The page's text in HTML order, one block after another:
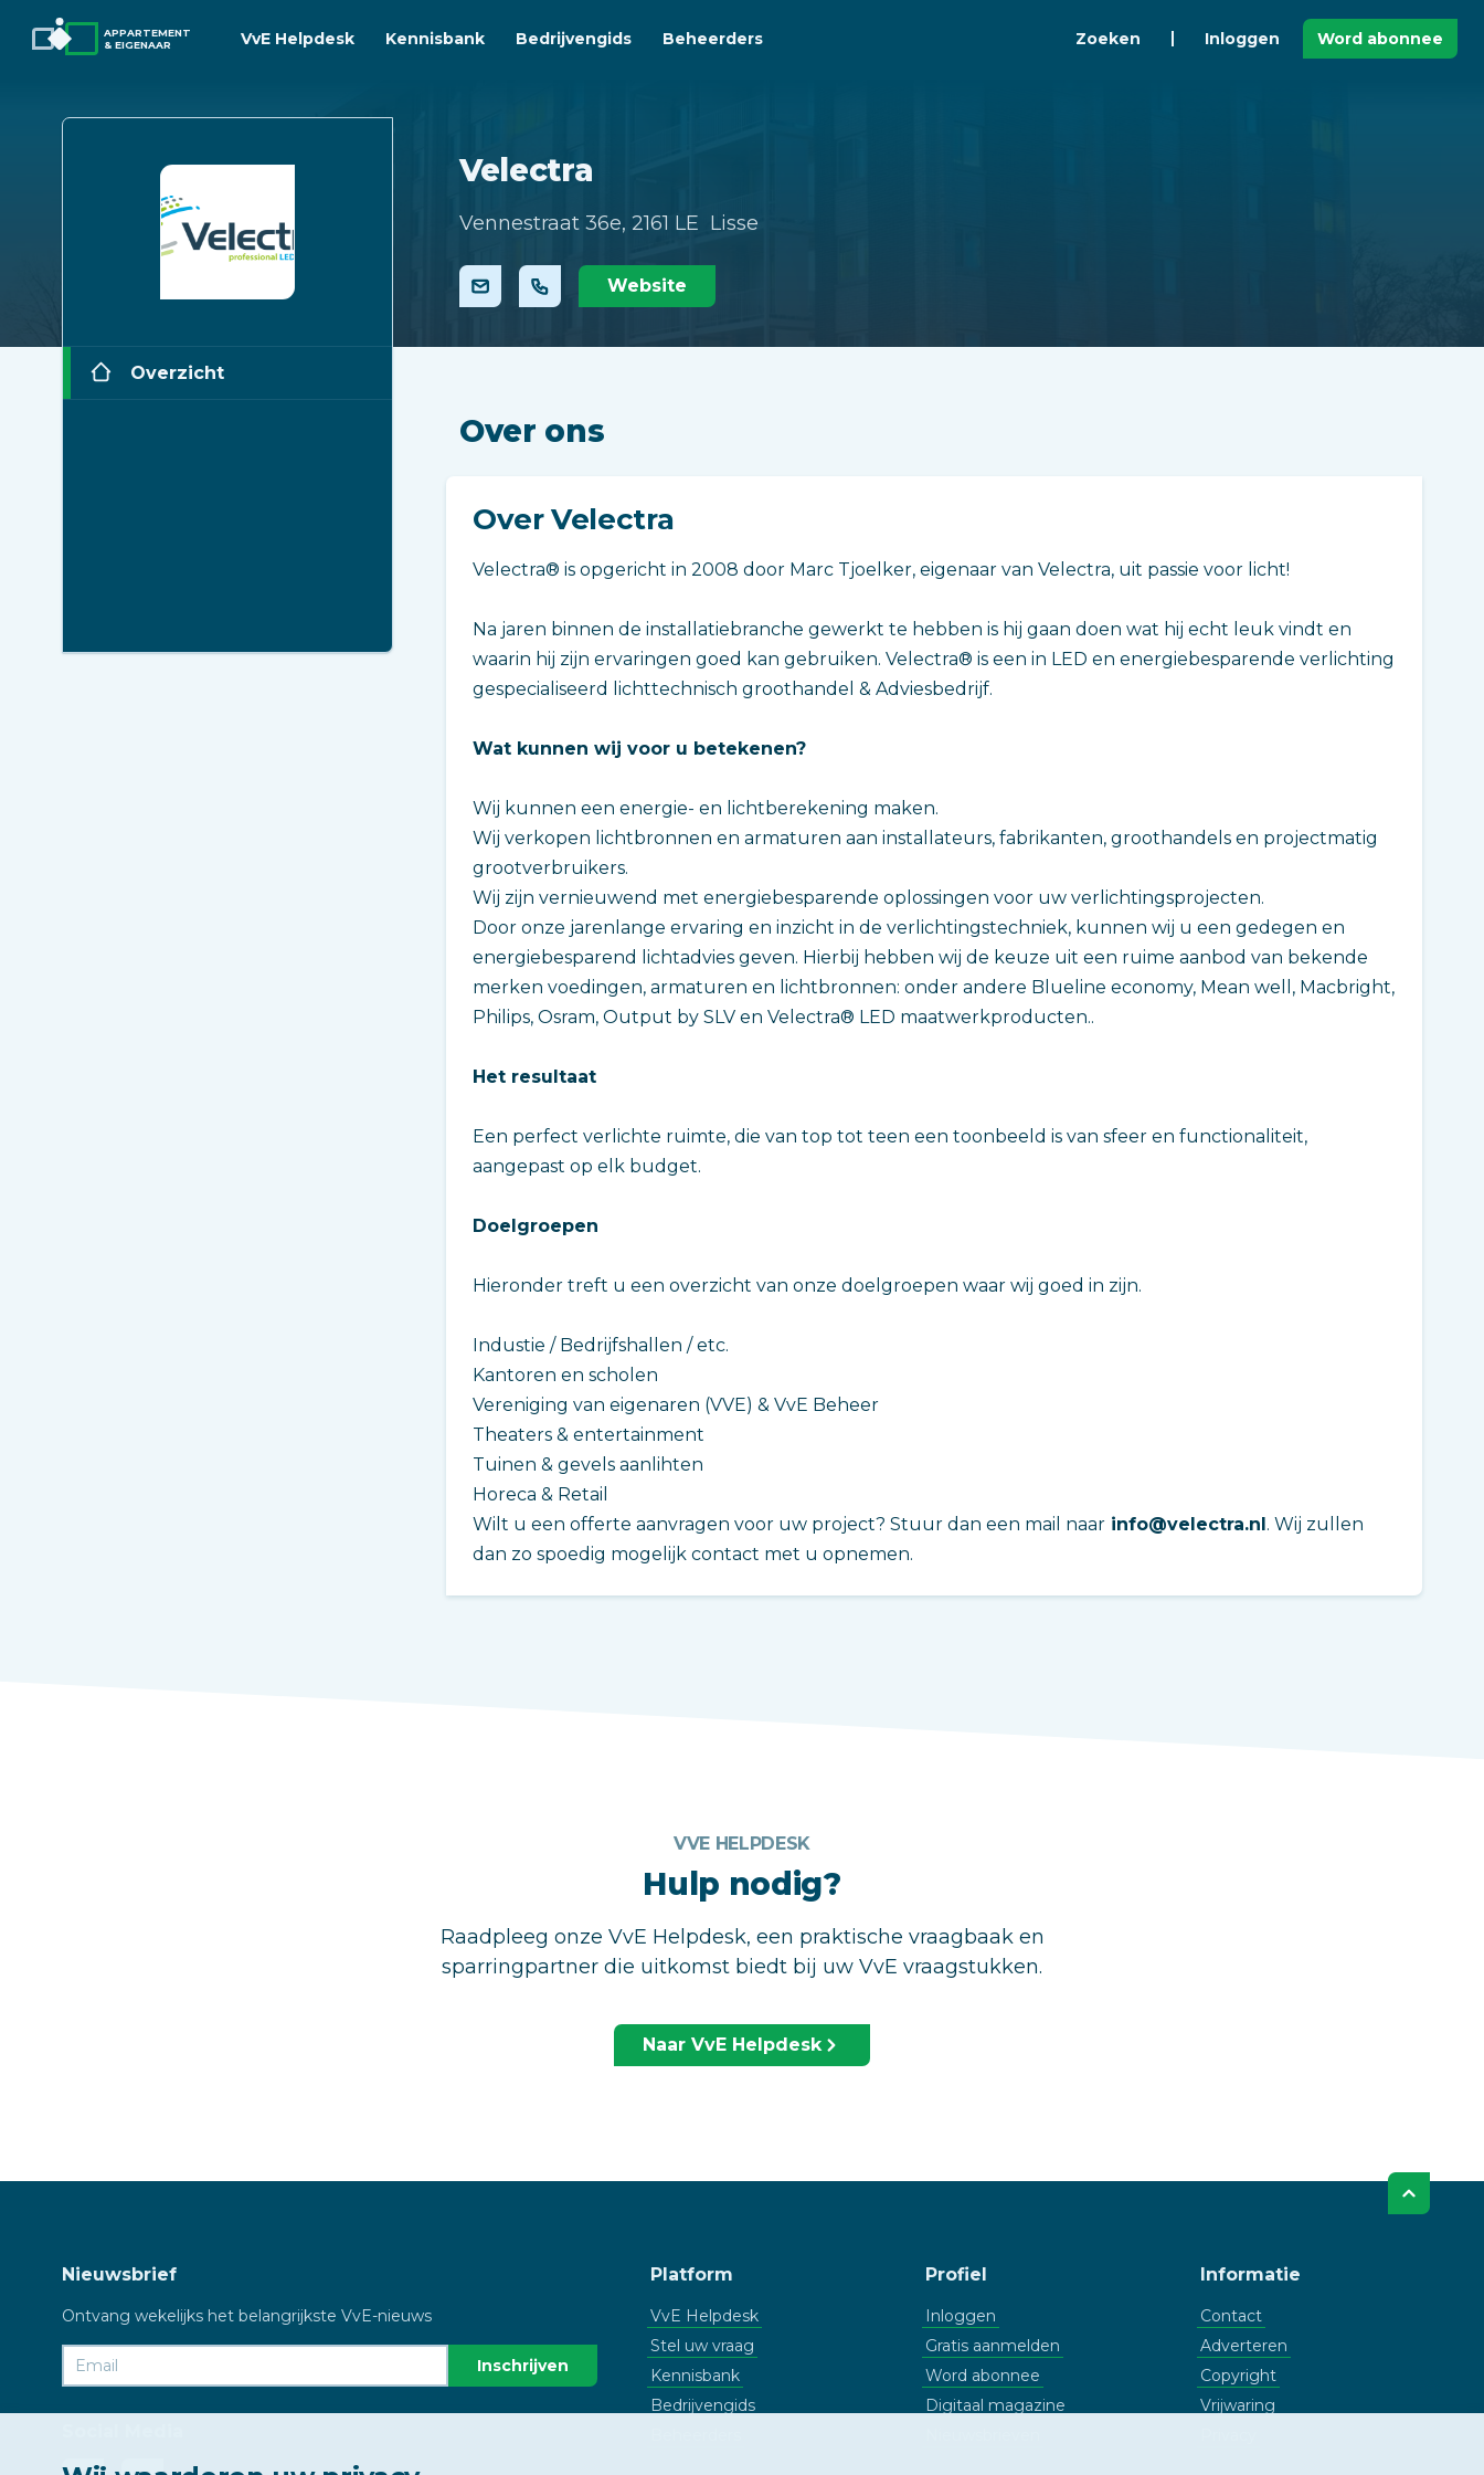
APPARTEMENT
& EIGENAAR
VvE Helpdesk Kennisbank Bedrijvengids Beheerders Zoeken Inloggen Word abonnee
Velectra
Vennestraat 36e, 2161 LE Lisse
Website
Overzicht
Over ons
Over Velectra
Velectra® is opgericht in 2008 door Marc Tjoelker, eigenaar van Velectra, uit passie voor licht!
Na jaren binnen de installatiebranche gewerkt te hebben is hij gaan doen wat hij echt leuk vindt en
waarin hij zijn ervaringen goed kan gebruiken. Velectra® is een in LED en energiebesparende verlichting
gespecialiseerd lichttechnisch groothandel & Adviesbedrijf.
Wat kunnen wij voor u betekenen?
Wij kunnen een energie- en lichtberekening maken.
Wij verkopen lichtbronnen en armaturen aan installateurs, fabrikanten, groothandels en projectmatig
grootverbruikers.
Wij zijn vernieuwend met energiebesparende oplossingen voor uw verlichtingsprojecten.
Door onze jarenlange ervaring en inzicht in de verlichtingstechniek, kunnen wij u een gedegen en
energiebesparend lichtadvies geven. Hierbij hebben wij de keuze uit een ruime aanbod van bekende
merken voedingen, armaturen en lichtbronnen: onder andere Blueline economy, Mean well, Macbright,
Philips, Osram, Output by SLV en Velectra® LED maatwerkproducten..
Het resultaat
Een perfect verlichte ruimte, die van top tot teen een toonbeeld is van sfeer en functionaliteit,
aangepast op elk budget.
Doelgroepen
Hieronder treft u een overzicht van onze doelgroepen waar wij goed in zijn.
Industie / Bedrijfshallen / etc.
Kantoren en scholen
Vereniging van eigenaren (VVE) & VvE Beheer
Theaters & entertainment
Tuinen & gevels aanlihten
Horeca & Retail
Wilt u een offerte aanvragen voor uw project? Stuur dan een mail naar info@velectra.nl. Wij zullen
dan zo spoedig mogelijk contact met u opnemen.
VVE HELPDESK
Hulp nodig?
Raadpleeg onze VvE Helpdesk, een praktische vraagbaak en
sparringpartner die uitkomst biedt bij uw VvE vraagstukken.
Naar VvE Helpdesk
Nieuwsbrief
Ontvang wekelijks het belangrijkste VvE-nieuws
Platform
VvE Helpdesk
Stel uw vraag
Kennisbank
Bedrijvengids
Profiel
Inloggen
Gratis aanmelden
Word abonnee
Digitaal magazine
Informatie
Contact
Adverteren
Copyright
Vrijwaring